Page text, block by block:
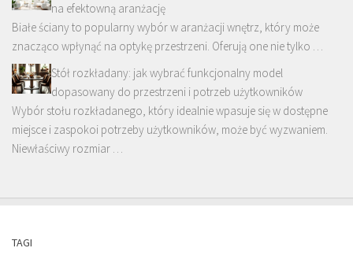
na efektowną aranżację
Białe ściany to popularny wybór w aranżacji wnętrz, który może
znacząco wpłynąć na optykę przestrzeni. Oferują one nie tylko …
Stół rozkładany: jak wybrać funkcjonalny model
dopasowany do przestrzeni i potrzeb użytkowników
Wybór stołu rozkładanego, który idealnie wpasuje się w dostępne
miejsce i zaspokoi potrzeby użytkowników, może być wyzwaniem.
Niewłaściwy rozmiar …
TAGI